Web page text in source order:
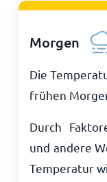
Morgen
Die
frühen
Durch
und andere
Temperatur